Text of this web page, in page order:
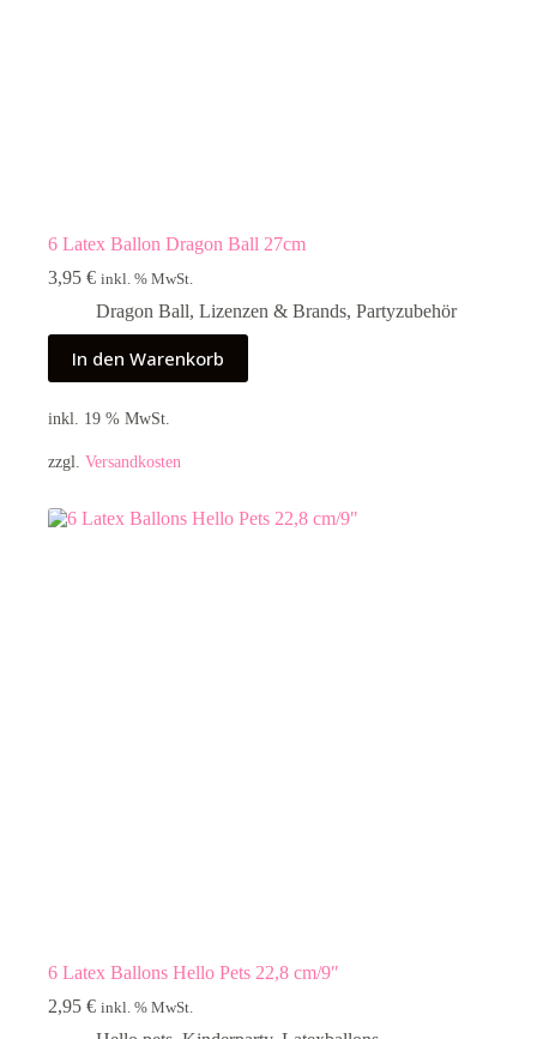
6 Latex Ballon Dragon Ball 27cm
3,95 € inkl. % MwSt.
Dragon Ball, Lizenzen & Brands, Partyzubehör
In den Warenkorb
inkl. 19 % MwSt.
zzgl. Versandkosten
6 Latex Ballons Hello Pets 22,8 cm/9″
2,95 € inkl. % MwSt.